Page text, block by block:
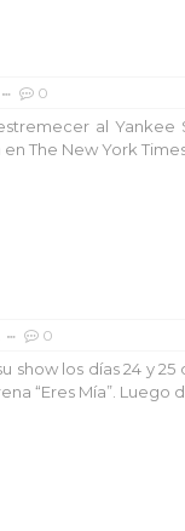
0
al Yankee
The New York
0
show los días 24 y
“Eres Mía”. Luego